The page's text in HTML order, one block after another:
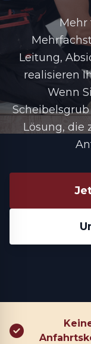
Mehr
Leitung,
realisieren
Wenn
Lösung, die